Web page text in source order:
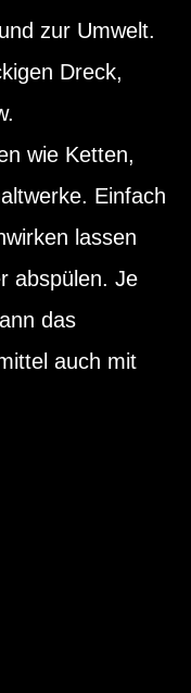
zur Umwelt.
Dreck,
wie Ketten,
Einfach
lassen
abspülen. Je
das
auch mit